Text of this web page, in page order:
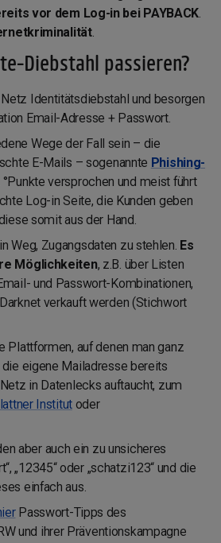
vor dem Log-in bei PAYBACK.
.
Diebstahl passieren?
Identitätsdiebstahl und besorgen
Email-Adresse + Passwort.
Wege der Fall sein – die
E-Mails – sogenannte Phishing-
°Punkte versprochen und meist führt
Log-in Seite, die Kunden geben
somit aus der Hand.
Weg, Zugangsdaten zu stehlen. Es
Möglichkeiten, z.B. über Listen
und Passwort-Kombinationen,
verkauft werden (Stichwort
Plattformen, auf denen man ganz
eigene Mailadresse bereits
in Datenlecks auftaucht, zum
Institutoder
aber auch ein zu unsicheres
„12345“ oder „schatzi123“ und die
einfach aus.
Passwort-Tipps des
und ihrer Präventionskampagne